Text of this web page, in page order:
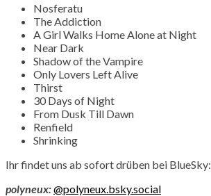
Nosferatu
The Addiction
A Girl Walks Home Alone at Night
Near Dark
Shadow of the Vampire
Only Lovers Left Alive
Thirst
30 Days of Night
From Dusk Till Dawn
Renfield
Shrinking
Ihr findet uns ab sofort drüben bei BlueSky:
polyneux:@polyneux.bsky.social